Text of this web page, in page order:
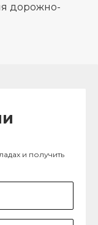
дорожно-
и получить